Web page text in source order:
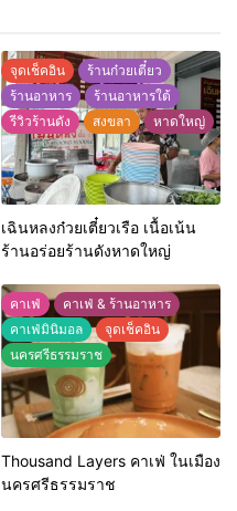
จุดเช็คอิน
ร้านก๋วยเตี๋ยว
ร้านอาหาร
ร้านอาหารใต้
รีวิวร้านดัง
สงขลา หาดใหญ่
เฉินหลงก๋วยเตี๋ยวเรือ เนื้อเน้น
ร้านอร่อยร้านดังหาดใหญ่
คาเฟ่
คาเฟ่ & ร้านอาหาร
คาเฟ่มินิมอล
จุดเช็คอิน
นครศรีธรรมราช
Thousand Layers คาเฟ่ ในเมือง
นครศรีธรรมราช